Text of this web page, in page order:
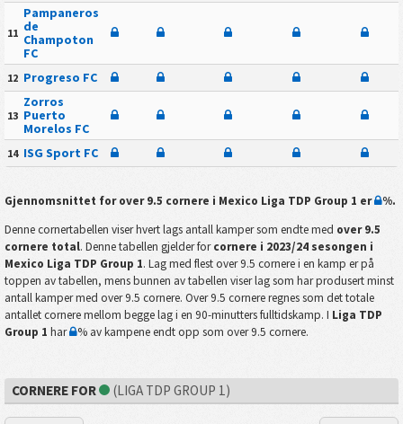
11
Pampaneros
de
Champoton
FC
12 Progreso FC
13
Zorros
Puerto
Morelos FC
14 ISG Sport FC
Gjennomsnittet for over 9.5 cornere i Mexico Liga TDP Group 1 er %.
Denne cornertabellen viser hvert lags antall kamper som endte med over 9.5
cornere total. Denne tabellen gjelder forcornere i 2023/24 sesongen i
Mexico Liga TDP Group 1. Lag med flest over 9.5 cornere i en kamp er på
toppen av tabellen, mens bunnen av tabellen viser lag som har produsert minst
antall kamper med over 9.5 cornere. Over 9.5 cornere regnes som det totale
antallet cornere mellom begge lag i en 90-minutters fulltidskamp. I Liga TDP
Group 1 har % av kampene endt opp som over 9.5 cornere.
CORNERE FOR (LIGA TDP GROUP 1)